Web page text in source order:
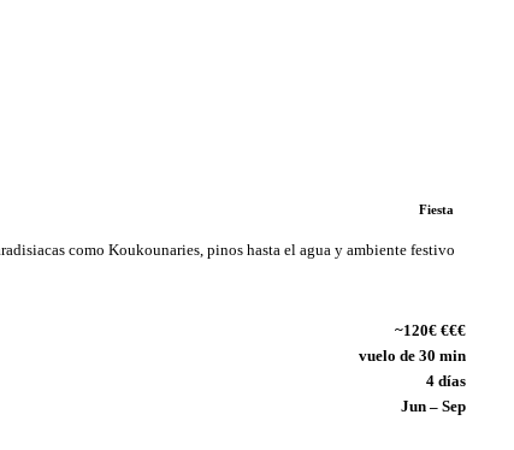
Fiesta
como Koukounaries, pinos hasta el agua y ambiente festivo
~120€ €€€
vuelo de 30 min
4 días
Jun – Sep